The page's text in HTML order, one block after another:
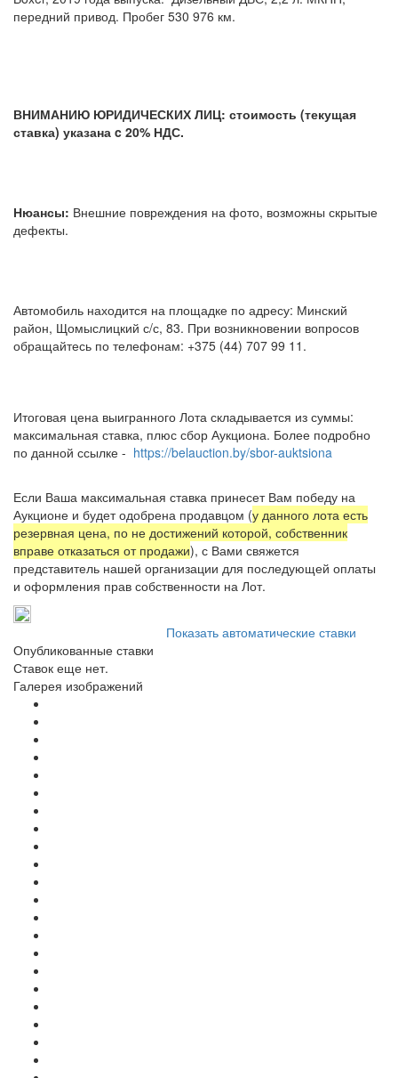
передний привод. Пробег 530 976 км.
ВНИМАНИЮ ЮРИДИЧЕСКИХ ЛИЦ: стоимость (текущая
ставка) указана c 20% НДС.
Нюансы: Внешние повреждения на фото, возможны скрытые
дефекты.
Автомобиль находится на площадке по адресу: Минский
район, Щомыслицкий с/с, 83. При возникновении вопросов
обращайтесь по телефонам: +375 (44) 707 99 11.
Итоговая цена выигранного Лота складывается из суммы:
максимальная ставка, плюс сбор Аукциона. Более подробно
по данной ссылке - https://belauction.by/sbor-auktsiona
Если Ваша максимальная ставка принесет Вам победу на
Аукционе и будет одобрена продавцом (у данного лота есть
резервная цена, по не достижений которой, собственник
вправе отказаться от продажи), с Вами свяжется
представитель нашей организации для последующей оплаты
и оформления прав собственности на Лот.
Показать автоматические ставки
Опубликованные ставки
Ставок еще нет.
Галерея изображений